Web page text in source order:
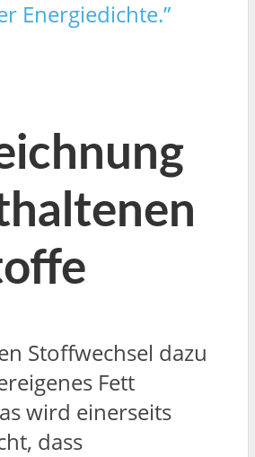
Energiedichte.”
Stoffwechsel dazu
Fett
wird einerseits
dass